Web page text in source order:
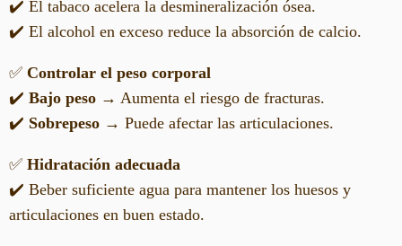
✔️ El tabaco acelera la desmineralización ósea.
✔️ El alcohol en exceso reduce la absorción de calcio.
✅ Controlar el peso corporal
✔️ Bajo peso → Aumenta el riesgo de fracturas.
✔️ Sobrepeso → Puede afectar las articulaciones.
✅ Hidratación adecuada
✔️ Beber suficiente agua para mantener los huesos y
articulaciones en buen estado.